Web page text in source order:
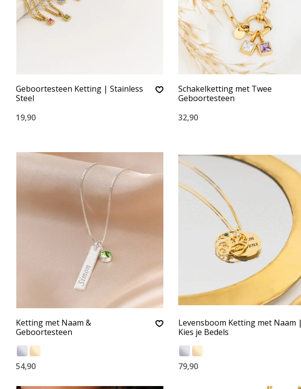
Geboortesteen Ketting | Stainless
Steel
19,90
Schakelketting met Twee
Geboortesteen
32,90
Ketting met Naam &
Geboortesteen
54,90
Levensboom Ketting met Naam |
Kies je Bedels
79,90